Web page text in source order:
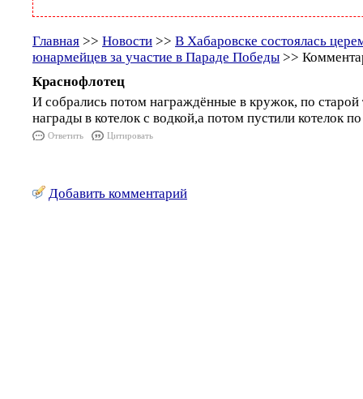
Главная >> Новости >> В Хабаровске состоялась
юнармейцев за участие в Параде Победы >>
Краснофлотец
И собрались потом награждённые в кружок, по старой
награды в котелок с водкой,а потом пустили котелок по
Ответить Цитировать
Добавить комментарий